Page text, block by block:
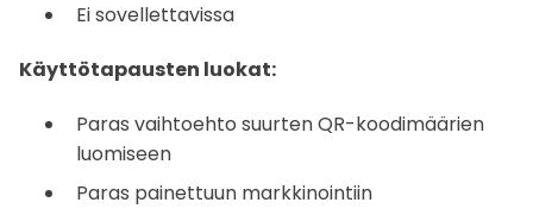
Ei sovellettavissa
Käyttötapausten luokat:
Paras vaihtoehto suurten QR-koodimäärien
luomiseen
Paras painettuun markkinointiin